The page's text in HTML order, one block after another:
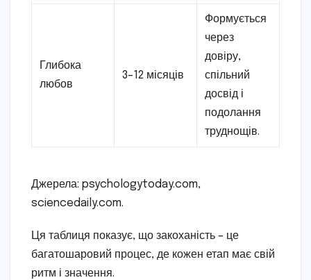
Глибока
любов
3–12 місяців
Формується
через
довіру,
спільний
досвід і
подолання
труднощів.
Джерела: psychologytoday.com,
sciencedaily.com.
Ця таблиця показує, що закоханість – це
багатошаровий процес, де кожен етап має свій
ритм і значення.